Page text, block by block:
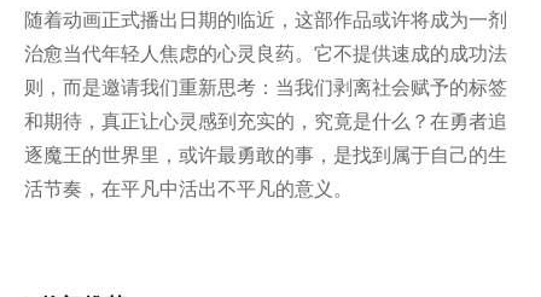
随着动画正式播出日期的临近，这部作品或许将成为一剂
治愈当代年轻人焦虑的心灵良药。它不提供速成的成功法
则，而是邀请我们重新思考：当我们剥离社会赋予的标签
和期待，真正让心灵感到充实的，究竟是什么？在勇者追
逐魔王的世界里，或许最勇敢的事，是找到属于自己的生
活节奏，在平凡中活出不平凡的意义。